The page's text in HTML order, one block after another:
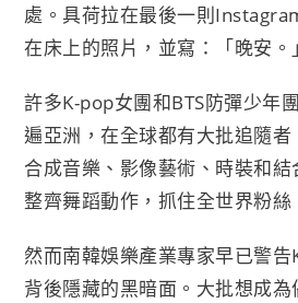
處。具荷拉在最後一則
在床上的照片，並寫：「晚安。」
許多K-pop女團和BTS防彈少年
遍亞洲，在全球都有大批追隨
合成音樂、 影像藝術、時裝和
整齊舞蹈動作， 抓住全世界粉絲
然而南韓娛樂產業專家早已警告
背後隱藏的黑暗面。 大批想成